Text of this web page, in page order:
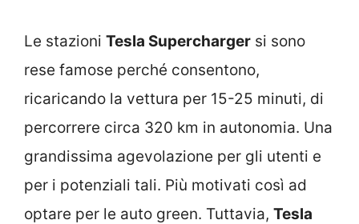
Le stazioni Tesla Supercharger si sono
rese famose perché consentono,
ricaricando la vettura per 15-25 minuti, di
percorrere circa 320 km in autonomia. Una
grandissima agevolazione per gli utenti e
per i potenziali tali. Più motivati così ad
optare per le auto green. Tuttavia, Tesla